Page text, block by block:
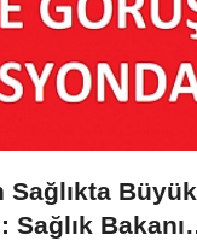
Sağlıkta Büyük
Sağlık Bakanı